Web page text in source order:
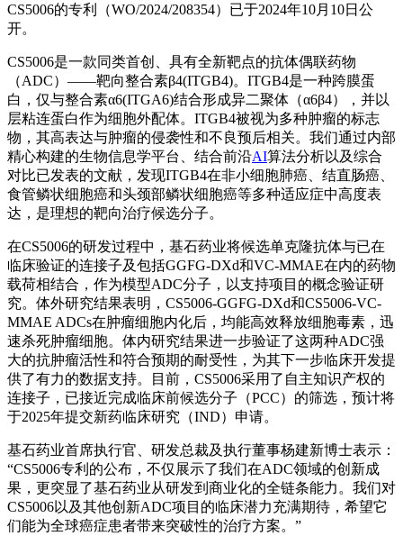
CS5006的专利（WO/2024/208354）已于2024年10月10日公
开。
CS5006是一款同类首创、具有全新靶点的抗体偶联药物
（ADC）——靶向整合素β4(ITGB4)。ITGB4是一种跨膜蛋
白，仅与整合素α6(ITGA6)结合形成异二聚体（α6β4），并以
层粘连蛋白作为细胞外配体。ITGB4被视为多种肿瘤的标志
物，其高表达与肿瘤的侵袭性和不良预后相关。我们通过内部
精心构建的生物信息学平台、结合前沿AI算法分析以及综合
对比已发表的文献，发现ITGB4在非小细胞肺癌、结直肠癌、
食管鳞状细胞癌和头颈部鳞状细胞癌等多种适应症中高度表
达，是理想的靶向治疗候选分子。
在CS5006的研发过程中，基石药业将候选单克隆抗体与已在
临床验证的连接子及包括GGFG-DXd和VC-MMAE在内的药物
载荷相结合，作为模型ADC分子，以支持项目的概念验证研
究。体外研究结果表明，CS5006-GGFG-DXd和CS5006-VC-
MMAE ADCs在肿瘤细胞内化后，均能高效释放细胞毒素，迅
速杀死肿瘤细胞。体内研究结果进一步验证了这两种ADC强
大的抗肿瘤活性和符合预期的耐受性，为其下一步临床开发提
供了有力的数据支持。目前，CS5006采用了自主知识产权的
连接子，已接近完成临床前候选分子（PCC）的筛选，预计将
于2025年提交新药临床研究（IND）申请。
基石药业首席执行官、研发总裁及执行董事杨建新博士表示：
“CS5006专利的公布，不仅展示了我们在ADC领域的创新成
果，更突显了基石药业从研发到商业化的全链条能力。我们对
CS5006以及其他创新ADC项目的临床潜力充满期待，希望它
们能为全球癌症患者带来突破性的治疗方案。”